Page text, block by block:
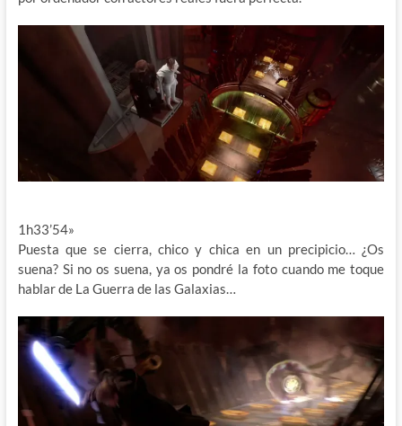
1h33’54»
Puesta que se cierra, chico y chica en un precipicio… ¿Os
suena? Si no os suena, ya os pondré la foto cuando me toque
hablar de La Guerra de las Galaxias…